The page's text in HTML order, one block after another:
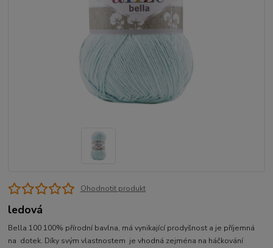
Ohodnotit produkt
ledová
Bella 100 100% přírodní bavlna, má vynikající prodyšnost a je příjemná
na dotek. Díky svým vlastnostem je vhodná zejména na háčkování